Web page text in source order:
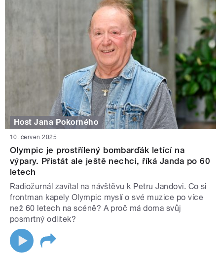
Host Jana Pokorného
10. červen 2025
Olympic je prostřílený bombarďák letící na
výpary. Přistát ale ještě nechci, říká Janda po 60
letech
Radiožurnál zavítal na návštěvu k Petru Jandovi. Co si
frontman kapely Olympic myslí o své muzice po více
než 60 letech na scéně? A proč má doma svůj
posmrtný odlitek?